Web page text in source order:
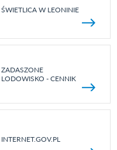
ŚWIETLICA W LEONINIE
ZADASZONE
LODOWISKO - CENNIK
INTERNET.GOV.PL